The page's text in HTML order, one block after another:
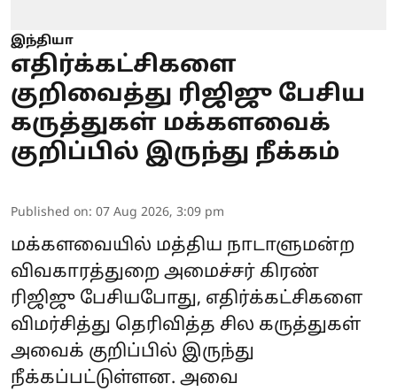
இந்தியா
எதிர்க்கட்சிகளை
குறிவைத்து ரிஜிஜு பேசிய
கருத்துகள் மக்களவைக்
குறிப்பில் இருந்து நீக்கம்
Published on: 07 Aug 2026, 3:09 pm
மக்களவையில் மத்திய நாடாளுமன்ற
விவகாரத்துறை அமைச்சர் கிரண்
ரிஜிஜு பேசியபோது, எதிர்க்கட்சிகளை
விமர்சித்து தெரிவித்த சில கருத்துகள்
அவைக் குறிப்பில் இருந்து
நீக்கப்பட்டுள்ளன. அவை